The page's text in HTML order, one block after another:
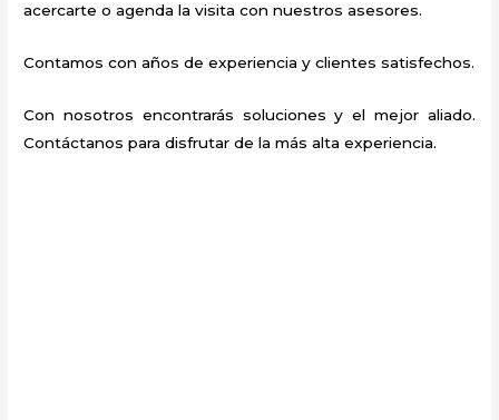
acercarte o agenda la visita con nuestros asesores.
Contamos con años de experiencia y clientes satisfechos.
Con nosotros encontrarás soluciones y el mejor aliado.
Contáctanos para disfrutar de la más alta experiencia.